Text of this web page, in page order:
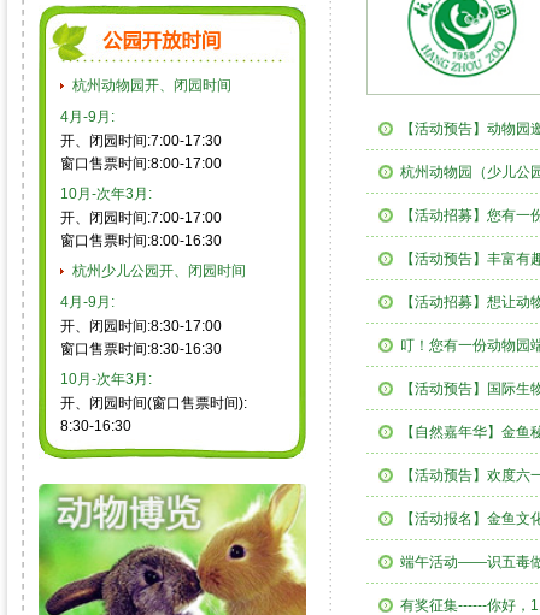
杭州动物园开、闭园时间
4月-9月:
开、闭园时间:7:00-17:30
窗口售票时间:8:00-17:00
10月-次年3月:
开、闭园时间:7:00-17:00
窗口售票时间:8:00-16:30
杭州少儿公园开、闭园时间
4月-9月:
开、闭园时间:8:30-17:00
窗口售票时间:8:30-16:30
10月-次年3月:
开、闭园时间(窗口售票时间):
8:30-16:30
【活动预告】动物
杭州动物园（少儿公
【活动招募】您有
【活动预告】丰富有
【活动招募】想让
叮！您有一份动物园
【活动预告】国际
【自然嘉年华】金
【活动预告】欢度六
【活动报名】金鱼文
端午活动——识五毒
有奖征集------你好，